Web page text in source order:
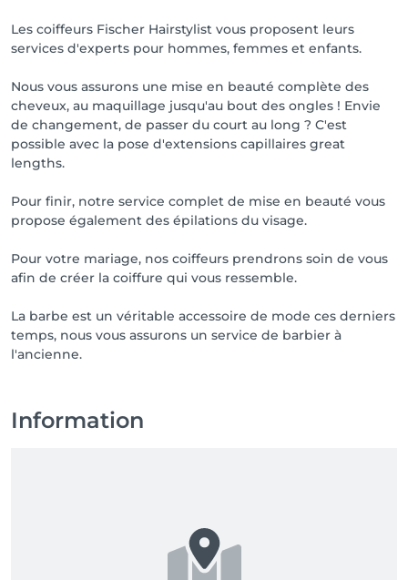
Les coiffeurs Fischer Hairstylist vous proposent leurs
services d'experts pour hommes, femmes et enfants.
Nous vous assurons une mise en beauté complète des
cheveux, au maquillage jusqu'au bout des ongles ! Envie
de changement, de passer du court au long ? C'est
possible avec la pose d'extensions capillaires great
lengths.
Pour finir, notre service complet de mise en beauté vous
propose également des épilations du visage.
Pour votre mariage, nos coiffeurs prendrons soin de vous
afin de créer la coiffure qui vous ressemble.
La barbe est un véritable accessoire de mode ces derniers
temps, nous vous assurons un service de barbier à
l'ancienne.
Information